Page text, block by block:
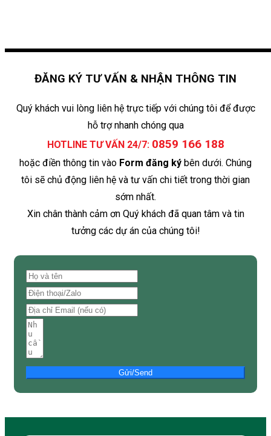
ĐĂNG KÝ TƯ VẤN & NHẬN THÔNG TIN
Quý khách vui lòng liên hệ trực tiếp với chúng tôi để được
hỗ trợ nhanh chóng qua
HOTLINE TƯ VẤN 24/7: 0859 166 188
hoặc điền thông tin vào Form đăng ký bên dưới. Chúng
tôi sẽ chủ động liên hệ và tư vấn chi tiết trong thời gian
sớm nhất.
Xin chân thành cảm ơn Quý khách đã quan tâm và tin
tưởng các dự án của chúng tôi!
Gửi/Send